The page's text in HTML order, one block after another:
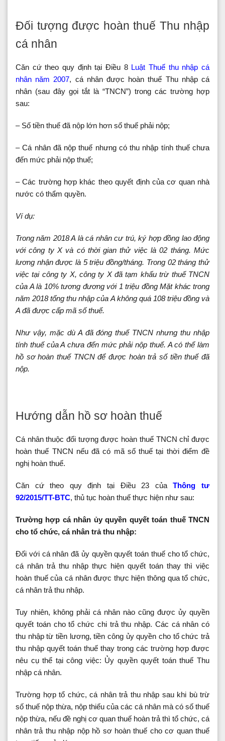
Đối tượng được hoàn thuế Thu nhập
cá nhân
Căn cứ theo quy định tại Điều 8 Luật Thuế thu nhập cá
nhân năm 2007, cá nhân được hoàn thuế Thu nhập cá
nhân (sau đây gọi tắt là “TNCN”) trong các trường hợp
sau:
– Số tiền thuế đã nộp lớn hơn số thuế phải nộp;
– Cá nhân đã nộp thuế nhưng có thu nhập tính thuế chưa
đến mức phải nộp thuế;
– Các trường hợp khác theo quyết định của cơ quan nhà
nước có thẩm quyền.
Ví dụ:
Trong năm 2018 A là cá nhân cư trú, ký hợp đồng lao động
với công ty X và có thời gian thử việc là 02 tháng. Mức
lương nhận được là 5 triệu đồng/tháng. Trong 02 tháng thử
việc tại công ty X, công ty X đã tạm khấu trừ thuế TNCN
của A là 10% tương đương với 1 triệu đồng Mặt khác trong
năm 2018 tổng thu nhập của A không quá 108 triệu đồng và
A đã được cấp mã số thuế.
Như vậy, mặc dù A đã đóng thuế TNCN nhưng thu nhập
tính thuế của A chưa đến mức phải nộp thuế. A có thể làm
hồ sơ hoàn thuế TNCN để được hoàn trả số tiền thuế đã
nộp.
Hướng dẫn hồ sơ hoàn thuế
Cá nhân thuộc đối tượng được hoàn thuế TNCN chỉ được
hoàn thuế TNCN nếu đã có mã số thuế tại thời điểm đề
nghị hoàn thuế.
Căn cứ theo quy định tại Điều 23 củaThông tư
92/2015/TT-BTC, thủ tục hoàn thuế thực hiện như sau:
Trường hợp cá nhân ủy quyền quyết toán thuế TNCN
cho tổ chức, cá nhân trả thu nhập:
Đối với cá nhân đã ủy quyền quyết toán thuế cho tổ chức,
cá nhân trả thu nhập thực hiện quyết toán thay thì việc
hoàn thuế của cá nhân được thực hiện thông qua tổ chức,
cá nhân trả thu nhập.
Tuy nhiên, không phải cá nhân nào cũng được ủy quyền
quyết toán cho tổ chức chi trả thu nhập. Các cá nhân có
thu nhập từ tiền lương, tiền công ủy quyền cho tổ chức trả
thu nhập quyết toán thuế thay trong các trường hợp được
nêu cụ thể tại công việc: Ủy quyền quyết toán thuế Thu
nhập cá nhân.
Trường hợp tổ chức, cá nhân trả thu nhập sau khi bù trừ
số thuế nộp thừa, nộp thiếu của các cá nhân mà có số thuế
nộp thừa, nếu đề nghị cơ quan thuế hoàn trả thì tổ chức, cá
nhân trả thu nhập nộp hồ sơ hoàn thuế cho cơ quan thuế